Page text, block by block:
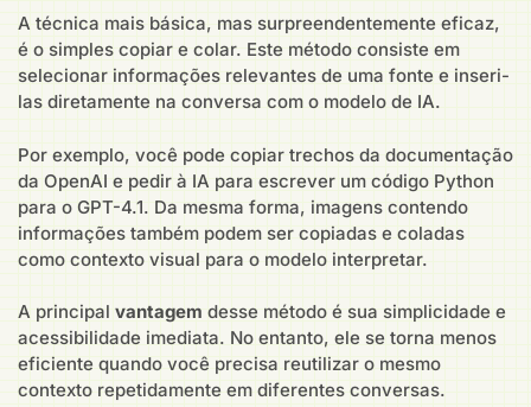
A técnica mais básica, mas surpreendentemente eficaz,
é o simples copiar e colar. Este método consiste em
selecionar informações relevantes de uma fonte e inseri-
las diretamente na conversa com o modelo de IA.
Por exemplo, você pode copiar trechos da documentação
da OpenAI e pedir à IA para escrever um código Python
para o GPT-4.1. Da mesma forma, imagens contendo
informações também podem ser copiadas e coladas
como contexto visual para o modelo interpretar.
A principal vantagem desse método é sua simplicidade e
acessibilidade imediata. No entanto, ele se torna menos
eficiente quando você precisa reutilizar o mesmo
contexto repetidamente em diferentes conversas.